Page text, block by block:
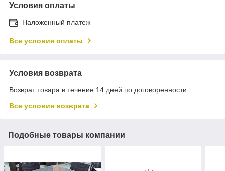
Условия оплаты
Наложенный платеж
Все условия оплаты
Условия возврата
Возврат товара в течение 14 дней по договоренности
Все условия возврата
Подобные товары компании